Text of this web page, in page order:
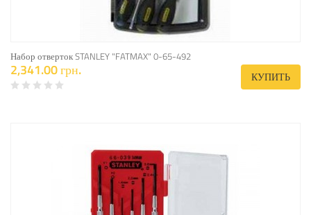
Набор отверток STANLEY "FATMAX" 0-65-492
2,341.00 грн. КУПИТЬ